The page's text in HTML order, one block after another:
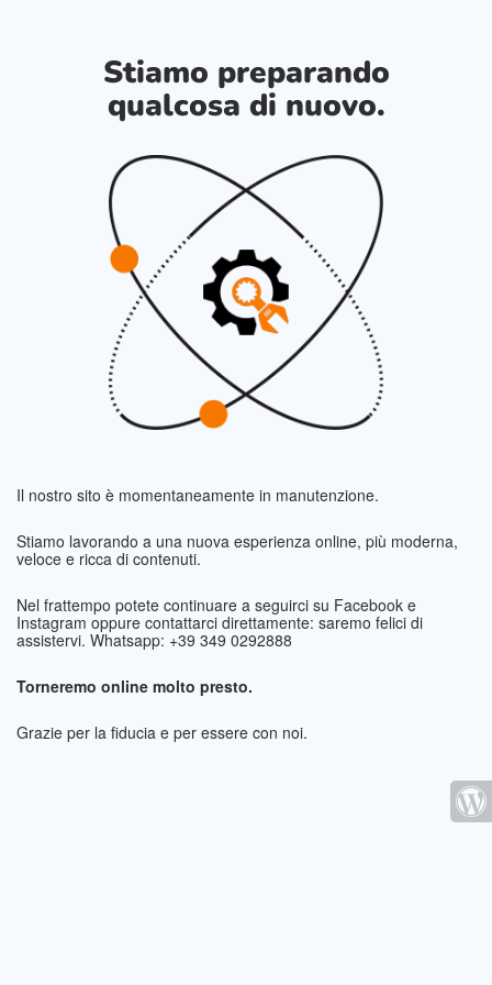
Stiamo preparando
qualcosa di nuovo.
Il nostro sito è momentaneamente in manutenzione.
Stiamo lavorando a una nuova esperienza online, più moderna,
veloce e ricca di contenuti.
Nel frattempo potete continuare a seguirci su Facebook e
Instagram oppure contattarci direttamente: saremo felici di
assistervi. Whatsapp: +39 349 0292888
Torneremo online molto presto.
Grazie per la fiducia e per essere con noi.